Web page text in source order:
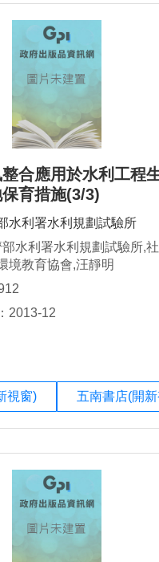
合應用於水利工程
育措施(3/3)
水利署水利規劃試驗所
水利署水利規劃試驗所,
境教育協會,汪靜明
2013-12
視窗) 五南書店(開